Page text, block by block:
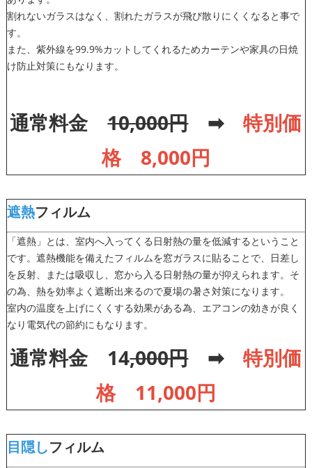
割れないガラスはなく、割れたガラスが飛び散りにくくなると事で
す。
また、紫外線を99.9%カットしてくれるためカーテンや家具の日焼
け防止対策にもなります。
通常料金10,000円➡特別価
格 8,000円
遮熱フィルム
「遮熱」とは、室内へ入ってくる日射熱の量を低減するということ
です。遮熱機能を備えたフィルムを窓ガラスに貼ることで、日差し
を反射、または吸収し、窓から入る日射熱の量が抑えられます。そ
の為、熱を効率よく遮断出来るので夏場の暑さ対策になります。
室内の温度を上げにくくする効果がある為、エアコンの効きが良く
なり電気代の節約にもなります。
通常料金 14,000円➡
特別価
格 11,000円
目隠しフィルム